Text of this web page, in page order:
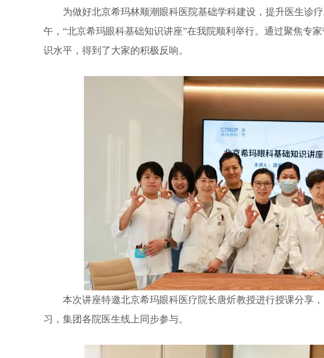
为做好北京希玛林顺潮眼科医院基础学科建设，提升医生诊疗
午，“北京希玛眼科基础知识讲座”在我院顺利举行。通过聚焦专
识水平，得到了大家的积极反响。
本次讲座特邀北京希玛眼科医疗院长唐炘教授进行授课分享，
习，集团各院医生线上同步参与。
眼底、玻璃体视网膜等